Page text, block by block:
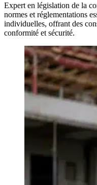
Expert en législation de la
normes et réglementations
individuelles, offrant des
conformité et sécurité.